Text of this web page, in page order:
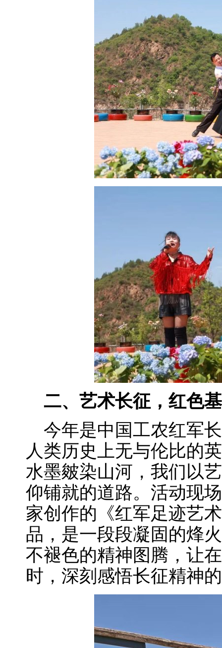
二、艺术长征，红色
今年是中国工农红军
人类历史上无与伦比的
水墨皴染山河，我们以
仰铺就的道路。活动现
家创作的《红军足迹艺
品，是一段段凝固的烽
不褪色的精神图腾，让
时，深刻感悟长征精神